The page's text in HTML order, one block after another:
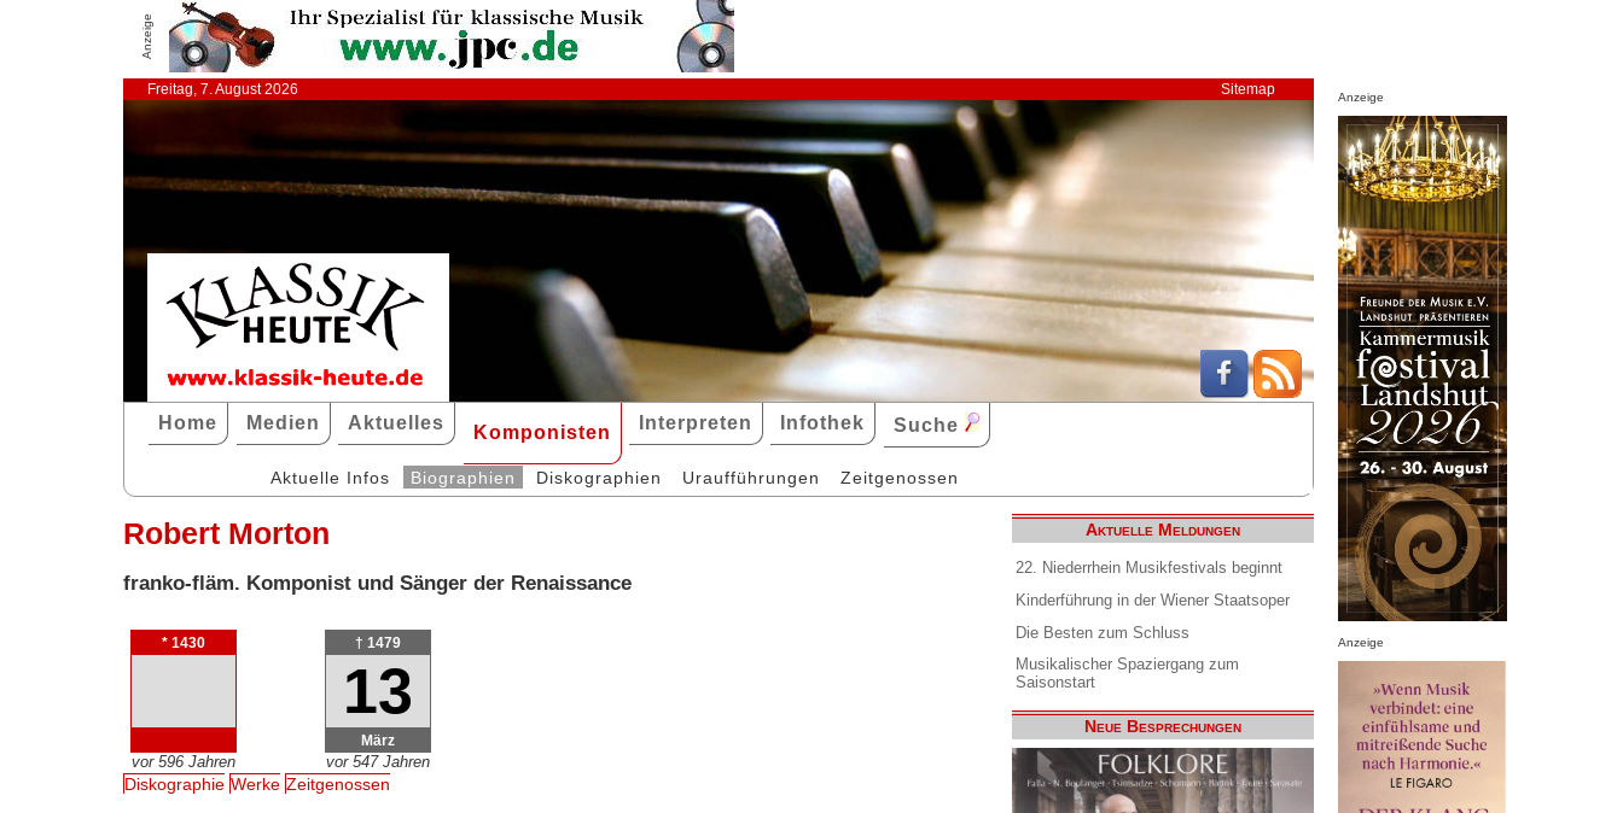
Anzeige
Freitag, 7. August 2026 Sitemap
Home Medien Aktuelles Komponisten Interpreten Infothek Suche
Aktuelle Infos Biographien Diskographien Uraufführungen Zeitgenossen
Robert Morton
franko-fläm. Komponist und Sänger der Renaissance
* 1430
vor 596 Jahren
† 1479
13
März
vor 547 Jahren
Diskographie Werke Zeitgenossen
Aktuelle Meldungen
22. Niederrhein Musikfestivals beginnt
Kinderführung in der Wiener Staatsoper
Die Besten zum Schluss
Musikalischer Spaziergang zum
Saisonstart
Neue Besprechungen
Anzeige
Anzeige